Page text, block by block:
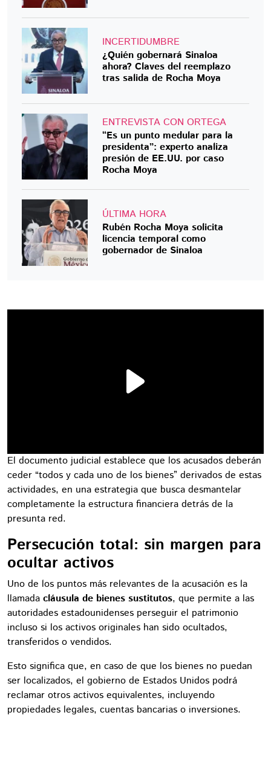
INCERTIDUMBRE
¿Quién gobernará Sinaloa
ahora? Claves del reemplazo
tras salida de Rocha Moya
ENTREVISTA CON ORTEGA
“Es un punto medular para la
presidenta”: experto analiza
presión de EE.UU. por caso
Rocha Moya
ÚLTIMA HORA
Rubén Rocha Moya solicita
licencia temporal como
gobernador de Sinaloa
El documento judicial establece que los acusados deberán
ceder “todos y cada uno de los bienes” derivados de estas
actividades, en una estrategia que busca desmantelar
completamente la estructura financiera detrás de la
presunta red.
Persecución total: sin margen para
ocultar activos
Uno de los puntos más relevantes de la acusación es la
llamada cláusula de bienes sustitutos, que permite a las
autoridades estadounidenses perseguir el patrimonio
incluso si los activos originales han sido ocultados,
transferidos o vendidos.
Esto significa que, en caso de que los bienes no puedan
ser localizados, el gobierno de Estados Unidos podrá
reclamar otros activos equivalentes, incluyendo
propiedades legales, cuentas bancarias o inversiones.